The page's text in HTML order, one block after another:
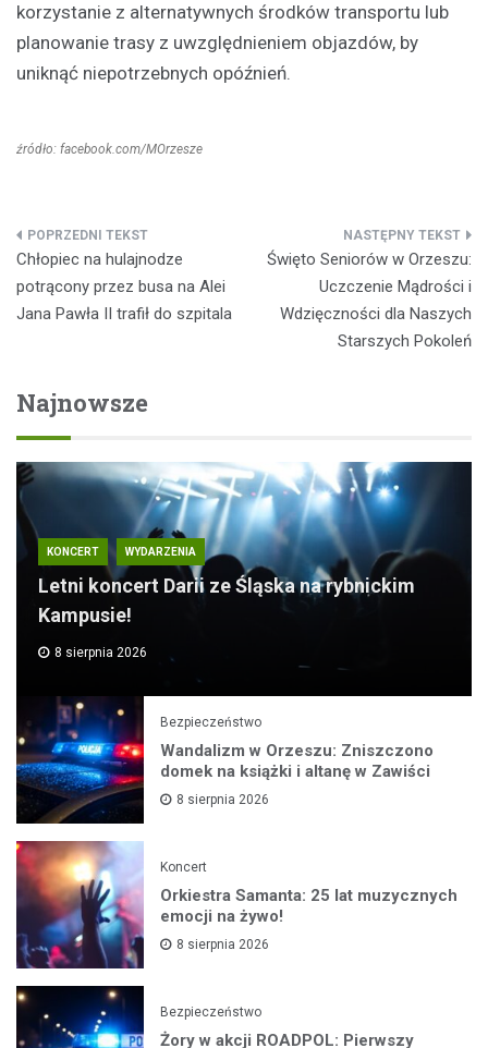
korzystanie z alternatywnych środków transportu lub
planowanie trasy z uwzględnieniem objazdów, by
uniknąć niepotrzebnych opóźnień.
źródło: facebook.com/MOrzesze
Nawigacja
wpisu
Chłopiec na hulajnodze
potrącony przez busa na Alei
Jana Pawła II trafił do szpitala
Święto Seniorów w Orzeszu:
Uczczenie Mądrości i
Wdzięczności dla Naszych
Starszych Pokoleń
Najnowsze
KONCERT WYDARZENIA
Letni koncert Darii ze Śląska na rybnickim
Kampusie!
8 sierpnia 2026
Bezpieczeństwo
Wandalizm w Orzeszu: Zniszczono
domek na książki i altanę w Zawiści
8 sierpnia 2026
Koncert
Orkiestra Samanta: 25 lat muzycznych
emocji na żywo!
8 sierpnia 2026
Bezpieczeństwo
Żory w akcji ROADPOL: Pierwszy